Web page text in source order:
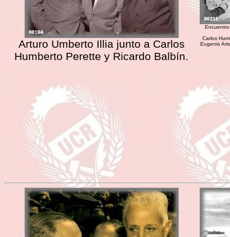
Arturo Umberto Illia junto a Carlos
Humberto Perette y Ricardo Balbín.
Carlos
Eugenio